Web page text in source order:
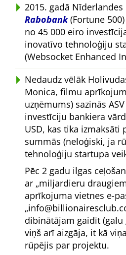
2015. gadā
Rabobank(Fortune
no 45 000 eiro
inovatīvo tehnoloģiju
(Websocket Enhanced
Nedaudz vēlāk
Monica, filmu
uzņēmums) sazinās
investīciju bankiera
USD, kas tika izmaksāti
summās (neloģiski, ja
tehnoloģiju startupa
Pēc 2 gadu ilgas
ar miljardieru
aprīkojuma vietnes e-
dibinātājam gaidīt (galu
viņš arī aizgāja, it kā
rūpējis par projektu.